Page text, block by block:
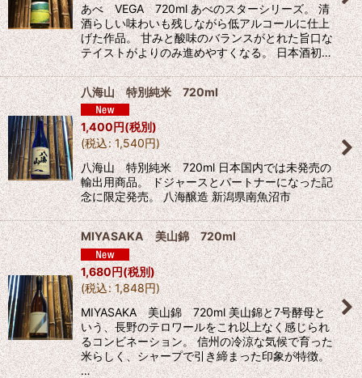
あべ VEGA 720ml あべのスターシリーズ。 清
酒らしい味わいも残しながら低アルコールに仕上
げた作品。 甘みと酸味のバランスがとれた旨口な
テイストがよりのみ進めやすくなる。 日本酒初…
八海山 特別純米 720ml
1,400円(税別)
(税込: 1,540円)
八海山 特別純米 720ml 日本国内では未発売の
輸出用商品。 ドジャースとパートナーになった記
念に限定発売。 八海醸造 新潟県南魚沼市
MIYASAKA 美山錦 720ml
1,680円(税別)
(税込: 1,848円)
MIYASAKA 美山錦 720ml 美山錦と7号酵母と
いう、長野のテロワールをこれ以上なく感じられ
るコンビネーション。 信州の冷涼な気候で育った
米らしく、シャープで引き締まった印象が特徴。
…